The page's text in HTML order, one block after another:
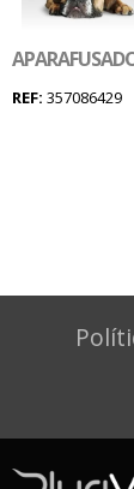
REF: 357086429